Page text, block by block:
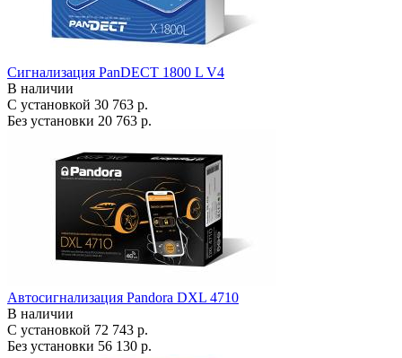
Сигнализация PanDECT 1800 L V4
В наличии
С установкой 30 763 р.
Без установки 20 763 р.
Автосигнализация Pandora DXL 4710
В наличии
С установкой 72 743 р.
Без установки 56 130 р.